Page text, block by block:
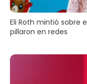
Eli Roth mintió sobre
pillaron en redes